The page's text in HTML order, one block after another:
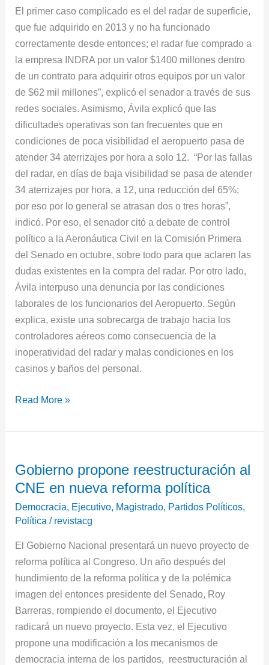
El primer caso complicado es el del radar de superficie,
que fue adquirido en 2013 y no ha funcionado
correctamente desde entonces; el radar fue comprado a
la empresa INDRA por un valor $1400 millones dentro
de un contrato para adquirir otros equipos por un valor
de $62 mil millones”, explicó el senador a través de sus
redes sociales. Asimismo, Ávila explicó que las
dificultades operativas son tan frecuentes que en
condiciones de poca visibilidad el aeropuerto pasa de
atender 34 aterrizajes por hora a solo 12. “Por las fallas
del radar, en días de baja visibilidad se pasa de atender
34 aterrizajes por hora, a 12, una reducción del 65%;
por eso por lo general se atrasan dos o tres horas”,
indicó. Por eso, el senador citó a debate de control
político a la Aeronáutica Civil en la Comisión Primera
del Senado en octubre, sobre todo para que aclaren las
dudas existentes en la compra del radar. Por otro lado,
Ávila interpuso una denuncia por las condiciones
laborales de los funcionarios del Aeropuerto. Según
explica, existe una sobrecarga de trabajo hacia los
controladores aéreos como consecuencia de la
inoperatividad del radar y malas condiciones en los
casinos y baños del personal.
Read More »
Gobierno propone reestructuración al
CNE en nueva reforma política
Democracia Ejecutivo Magistrado Partidos Políticos
Política / revistacg
El Gobierno Nacional presentará un nuevo proyecto de
reforma política al Congreso. Un año después del
hundimiento de la reforma política y de la polémica
imagen del entonces presidente del Senado, Roy
Barreras, rompiendo el documento, el Ejecutivo
radicará un nuevo proyecto. Esta vez, el Ejecutivo
propone una modificación a los mecanismos de
democracia interna de los partidos, reestructuración al
propone
reestructuración
al
CNE
nueva
reforma
política